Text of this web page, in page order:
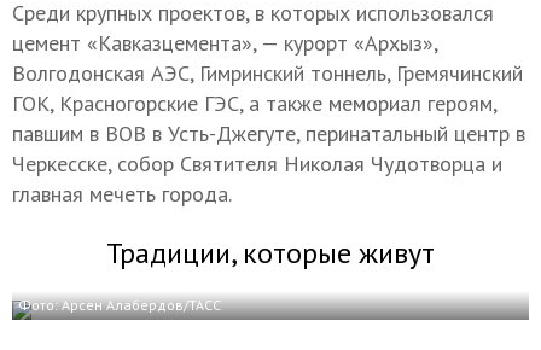
Среди крупных проектов, в которых использовался
цемент «Кавказцемента», — курорт «Архыз»,
Волгодонская АЭС, Гимринский тоннель, Гремячинский
ГОК, Красногорские ГЭС, а также мемориал героям,
павшим в ВОВ в Усть-Джегуте, перинатальный центр в
Черкесске, собор Святителя Николая Чудотворца и
главная мечеть города.
Традиции, которые живут
Фото: Арсен Алабердов/ТАСС